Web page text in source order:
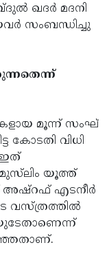
ഖദർ മദനി
സംബന്ധിച്ചു
മൂന്ന് സംഘ്
കോടതി വിധി
മുസ്‌ലിം യൂത്ത്
അഷ്റഫ് എടനീർ
വസ്ത്രത്തിൽ